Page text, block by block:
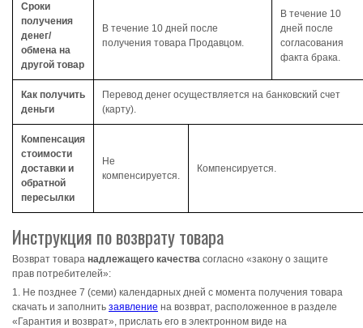
Сроки
получения
денег/
обмена на
другой товар
В течение 10 дней после
получения товара Продавцом.
В течение 10
дней после
согласования
факта брака.
Как получить
деньги
Перевод денег осуществляется на банковский счет
(карту).
Компенсация
стоимости
доставки и
обратной
пересылки
Не
компенсируется.
Компенсируется.
Инструкция по возврату товара
Возврат товара надлежащего качества согласно «закону о защите
прав потребителей»:
1. Не позднее 7 (семи) календарных дней с момента получения товара
скачать и заполнить заявление на возврат, расположенное в разделе
«Гарантия и возврат», прислать его в электронном виде на